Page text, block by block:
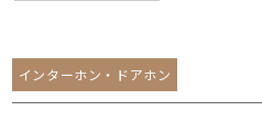
インターホン・ドアホン